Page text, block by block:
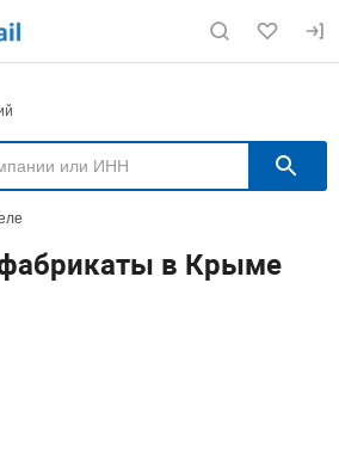
по сайту fishretail.ru
в Крыме